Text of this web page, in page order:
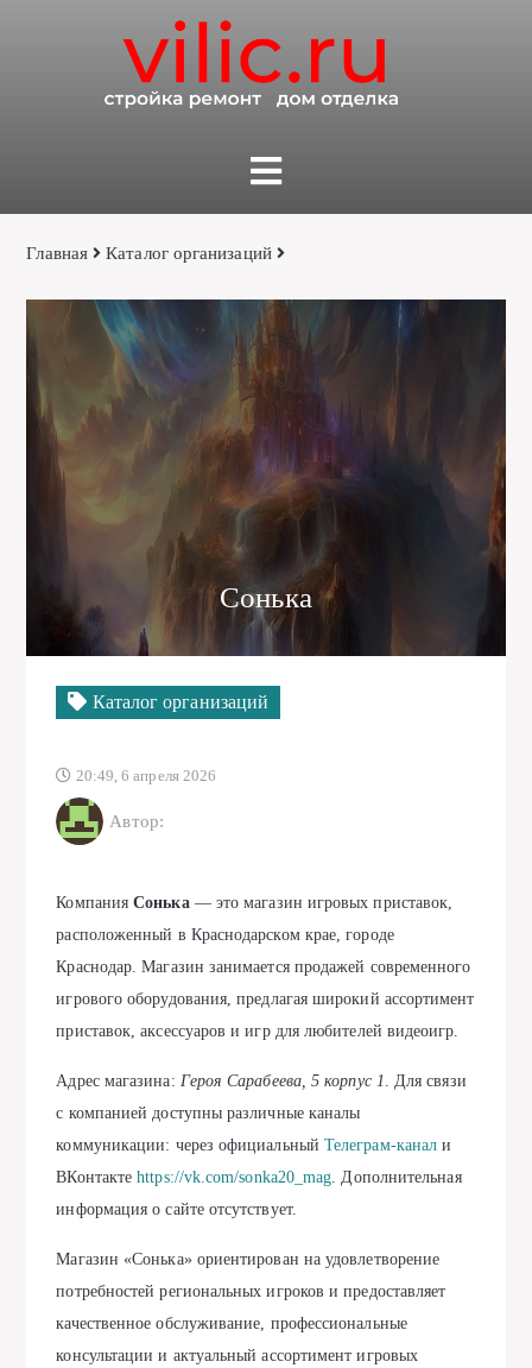
Главная Каталог организаций
Сонька
Каталог организаций
20:49, 6 апреля 2026
Автор:
КомпанияСонька— это магазин игровых приставок,
расположенный в Краснодарском крае, городе
Краснодар. Магазин занимается продажей современного
игрового оборудования, предлагая широкий ассортимент
приставок, аксессуаров и игр для любителей видеоигр.
Адрес магазина: Героя Сарабеева, 5 корпус 1. Для связи
с компанией доступны различные каналы
коммуникации: через официальный Телеграм-канал и
ВКонтактеhttps://vk.com/sonka20_mag. Дополнительная
информация о сайте отсутствует.
Магазин «Сонька» ориентирован на удовлетворение
потребностей региональных игроков и предоставляет
качественное обслуживание, профессиональные
консультации и актуальный ассортимент игровых